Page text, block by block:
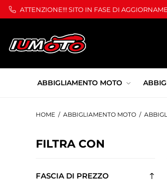
ATTENZIONE!!! SITO IN FASE DI
ABBIGLIAMENTO MOTO
HOME / ABBIGLIAMENTO MOTO /
FILTRA CON
FASCIA DI PREZZO